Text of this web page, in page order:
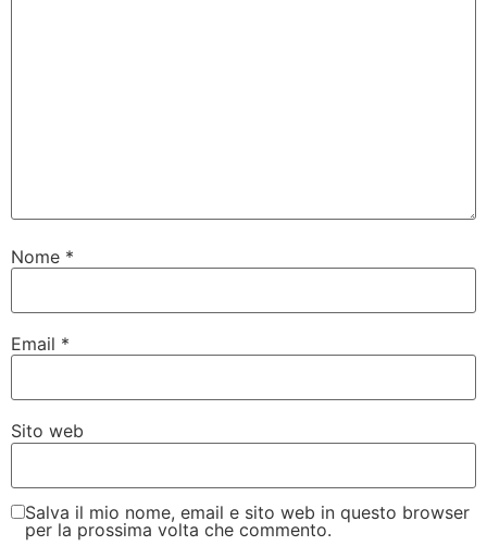
Nome *
Email *
Sito web
Salva il mio nome, email e sito web in questo browser
per la prossima volta che commento.